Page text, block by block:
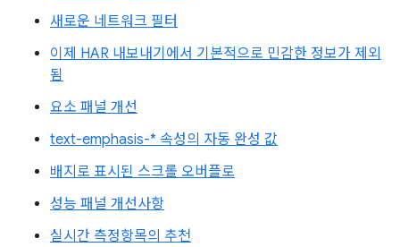
새로운 네트워크 필터
이제 HAR 내보내기에서 기본적으로 민감한 정보가 제외
됨
요소 패널 개선
text-emphasis-* 속성의 자동 완성 값
배지로 표시된 스크롤 오버플로
성능 패널 개선사항
실시간 측정항목의 추천